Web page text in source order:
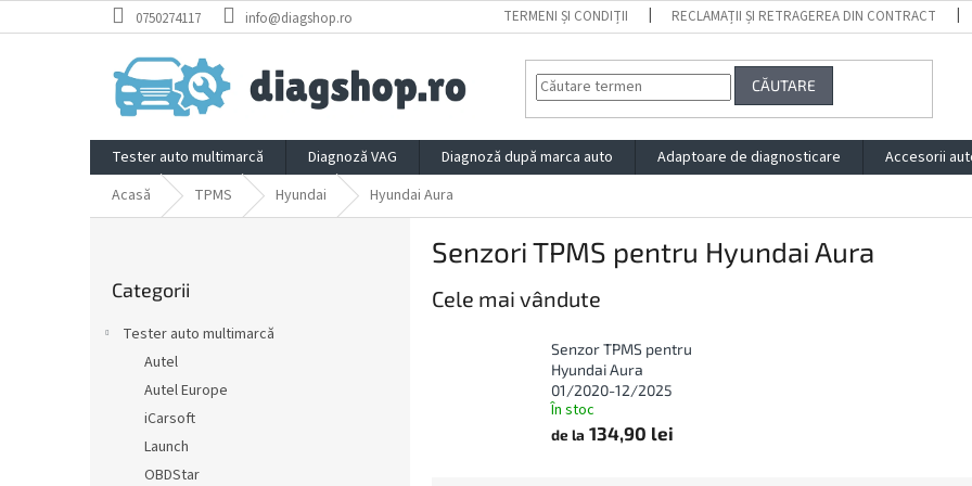
la
0750274117 info@diagshop.ro TERMENI ȘI CONDIȚII RECLAMAȚII ȘI RETRAGEREA DIN CONTRACT
CĂUTARE
Tester auto multimarcă Diagnoză VAG Diagnoză după marca auto Adaptoare de diagnosticare Accesorii
Acasă
TPMS Hyundai Hyundai Aura
peste
Categorii
Tester auto multimarcă
Autel
Autel Europe
iCarsoft
Launch
OBDStar
Senzori TPMS pentru Hyundai Aura
Cele mai vândute
Senzor TPMS pentru
Hyundai Aura
01/2020-12/2025
În stoc
de la 134,90 lei